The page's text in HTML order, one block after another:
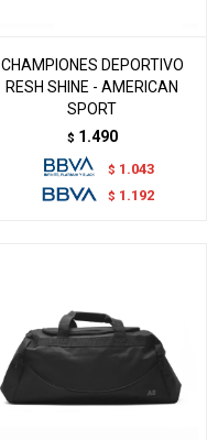
CHAMPIONES DEPORTIVO
RESH SHINE - AMERICAN
SPORT
$ 1.490
$ 1.043
$ 1.192